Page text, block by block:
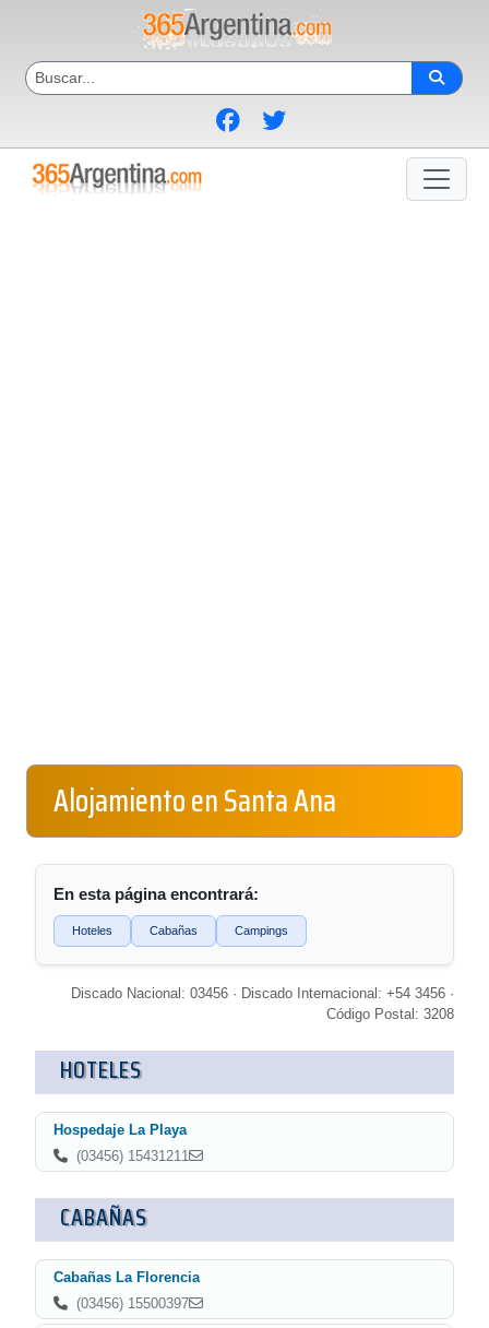
Alojamiento en Santa Ana
En esta página encontrará:
Hoteles Cabañas Campings
Discado Nacional: 03456 · Discado Internacional: +54 3456 ·
Código Postal: 3208
HOTELES
Hospedaje La Playa
(03456) 15431211
CABAÑAS
Cabañas La Florencia
(03456) 15500397